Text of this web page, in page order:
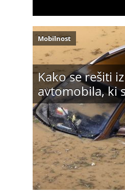
Kako se rešiti iz
avtomobila, ki
Mobilnost